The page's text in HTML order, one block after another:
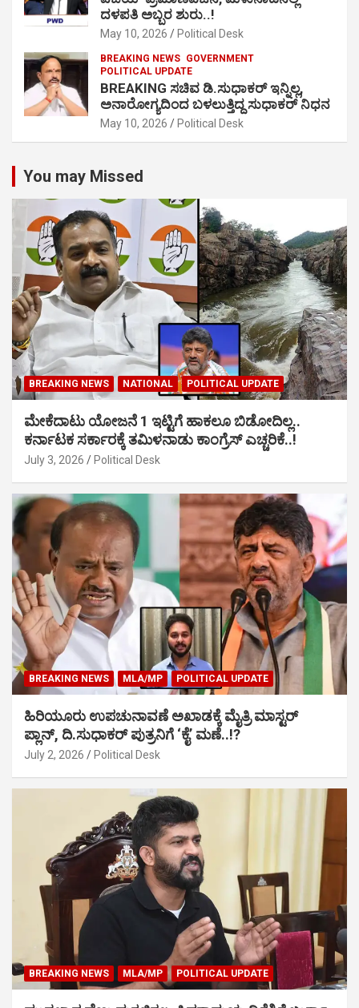
ದಳಪತಿ ಅಬ್ಬರ ಶುರು..!
May 10, 2026 Political Desk
BREAKING NEWS GOVERNMENT
POLITICAL UPDATE
BREAKING ಸಚಿವ ಡಿ.ಸುಧಾಕರ್ ಇನ್ನಿಲ್ಲ,
ಅನಾರೋಗ್ಯದಿಂದ ಬಳಲುತ್ತಿದ್ದ ಸುಧಾಕರ್ ನಿಧನ
May 10, 2026 Political Desk
You may Missed
BREAKING NEWS NATIONAL POLITICAL UPDATE
ಮೇಕೆದಾಟು ಯೋಜನೆ 1 ಇಟ್ಟಿಗೆ ಹಾಕಲೂ ಬಿಡೋದಿಲ್ಲ..
ಕರ್ನಾಟಕ ಸರ್ಕಾರಕ್ಕೆ ತಮಿಳನಾಡು ಕಾಂಗ್ರೆಸ್ ಎಚ್ಚರಿಕೆ..!
July 3, 2026 Political Desk
BREAKING NEWS MLA/MP POLITICAL UPDATE
ಹಿರಿಯೂರು ಉಪಚುನಾವಣೆ ಅಖಾಡಕ್ಕೆ ಮೈತ್ರಿ ಮಾಸ್ಟರ್
ಪ್ಲಾನ್, ದಿ.ಸುಧಾಕರ್ ಪುತ್ರನಿಗೆ ‘ಕೈ’ ಮಣೆ..!?
July 2, 2026 Political Desk
BREAKING NEWS MLA/MP POLITICAL UPDATE